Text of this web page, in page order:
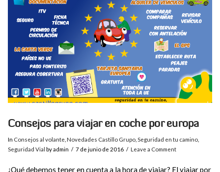
VIEW POST
Consejos para viajar en coche por europa
In Consejos al volante Novedades Castillo Grupo, Seguridad en tu camino,
Seguridad Vial by admin 7 de junio de 2016 Leave a Comment
¿Qué debemos tener en cuenta a la hora de viajar? El viajar por